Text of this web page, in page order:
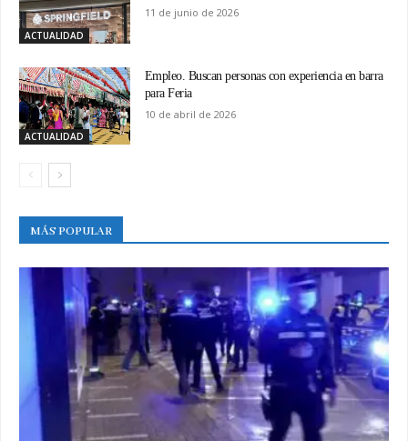
ACTUALIDAD
11 de junio de 2026
ACTUALIDAD
Empleo. Buscan personas con experiencia en barra
para Feria
10 de abril de 2026
MÁS POPULAR